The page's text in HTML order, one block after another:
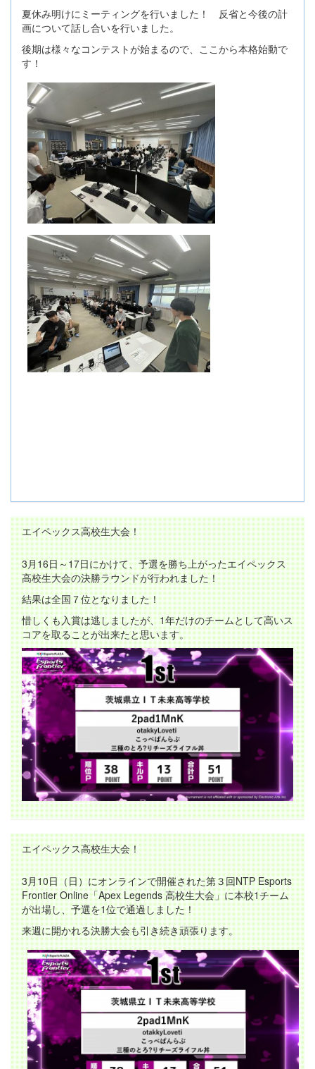
夏休み明けにミーティングを行いました！ 反省と今後の計
画について話し合いを行いました。
後期は様々なコンテストが始まるので、ここから本格始動で
す！
エイペックス高校生大会！
3月16日～17日にかけて、予選を勝ち上がったエイペックス
高校生大会の決勝ラウンドが行われました！
結果は全国７位となりました！
惜しくも入賞は逃しましたが、1年だけのチームとして高いス
コアを取ることが出来たと思います。
エイペックス高校生大会！
3月10日（日）にオンラインで開催された第３回NTP Esports
Frontier Online「Apex Legends 高校生大会」に本校1チーム
が出場し、予選を1位で通過しました！
来週に開かれる決勝大会も引き続き頑張ります。